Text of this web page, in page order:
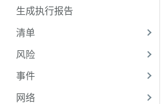
生成执行报告
清单
风险
事件
网络